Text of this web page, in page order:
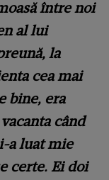
între noi
al lui
la
cea mai
bine, era
când
a luat mie
certe. Ei doi